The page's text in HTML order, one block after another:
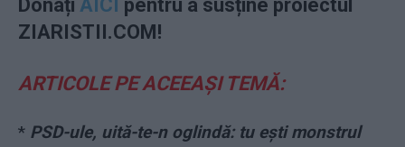
Donați AICI pentru a susține proiectul
ZIARISTII.COM!
ARTICOLE PE ACEEAȘI TEMĂ:
* PSD-ule, uită-te-n oglindă: tu ești monstrul